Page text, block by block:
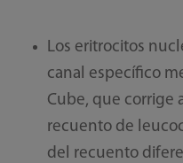
Los eritrocitos
canal específico
Cube, que corrige
recuento de
del recuento